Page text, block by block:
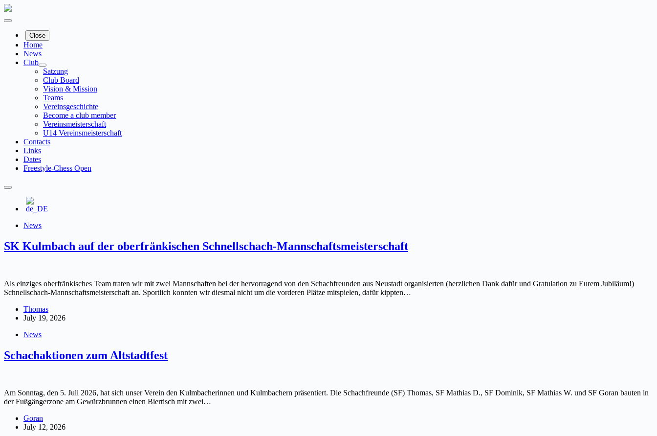
Skip
Close
Home
News
Club
Satzung
Club Board
Vision & Mission
Teams
Vereinsgeschichte
Become a club member
Vereinsmeisterschaft
U14 Vereinsmeisterschaft
Contacts
Links
Dates
Freestyle-Chess Open
News
SK Kulmbach auf der oberfränkischen Schnellschach-Mannschaftsmeisterschaft
Als einziges oberfränkisches Team traten wir mit zwei Mannschaften bei der hervorragend von den Schachfreunden aus Neustadt organisierten (herzlichen Dank dafür und Gratulation zu Eurem Jubiläum!)
Schnellschach-Mannschaftsmeisterschaft an. Sportlich konnten wir diesmal nicht um die vorderen Plätze mitspielen, dafür kippten…
Thomas
July 19, 2026
News
Schachaktionen zum Altstadtfest
Am Sonntag, den 5. Juli 2026, hat sich unser Verein den Kulmbacherinnen und Kulmbachern präsentiert. Die Schachfreunde (SF) Thomas, SF Mathias D., SF Dominik, SF Mathias W. und SF Goran bauten in
der Fußgängerzone am Gewürzbrunnen einen Biertisch mit zwei…
Goran
July 12, 2026